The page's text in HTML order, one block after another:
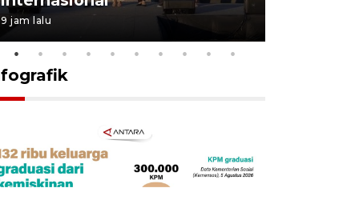
9 jam lalu